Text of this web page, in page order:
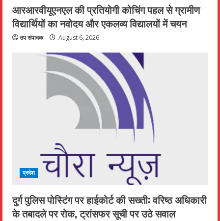
आरआरवीयूएनएल की प्रतियोगी कोचिंग पहल से ग्रामीण
विद्यार्थियों का नवोदय और एकलव्य विद्यालयों में चयन
उप संपादक August 6, 2026
प्रदेश
दुर्ग पुलिस पोस्टिंग पर हाईकोर्ट की सख्ती: वरिष्ठ अधिकारी
के तबादले पर रोक, ट्रांसफर सूची पर उठे सवाल